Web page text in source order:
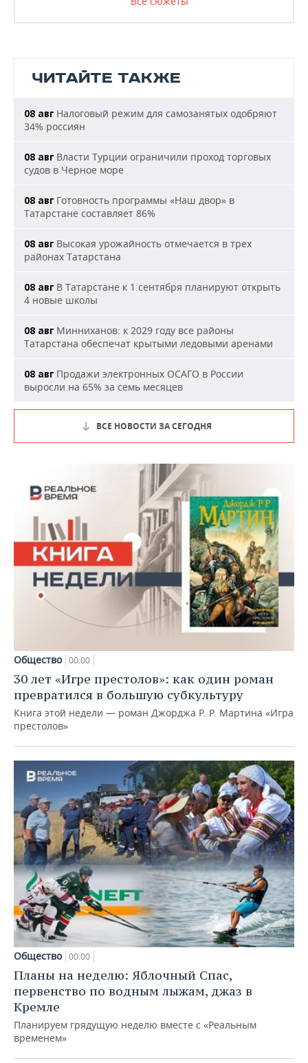
ЧИТАЙТЕ ТАКЖЕ
08 авг Налоговый режим для самозанятых одобряют
34% россиян
08 авг Власти Турции ограничили проход торговых
судов в Черное море
08 авг Готовность программы «Наш двор» в
Татарстане составляет 86%
08 авг Высокая урожайность отмечается в трех
районах Татарстана
08 авг В Татарстане к 1 сентября планируют открыть
4 новые школы
08 авг Минниханов: к 2029 году все районы
Татарстана обеспечат крытыми ледовыми аренами
08 авг Продажи электронных ОСАГО в России
выросли на 65% за семь месяцев
ВСЕ НОВОСТИ ЗА СЕГОДНЯ
Общество 00:00
30 лет «Игре престолов»: как один роман
превратился в большую субкультуру
Книга этой недели — роман Джорджа Р. Р. Мартина «Игра
престолов»
Общество 00:00
Планы на неделю: Яблочный Спас,
первенство по водным лыжам, джаз в
Кремле
Планируем грядущую неделю вместе с «Реальным
временем»